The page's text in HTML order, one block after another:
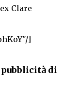
Clare
]
di